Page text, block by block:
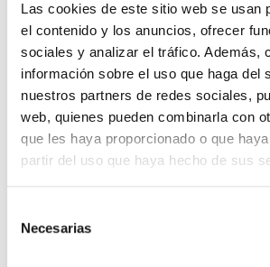
Las cookies de este sitio web se usan
el contenido y los anuncios, ofrecer
sociales y analizar el tráfico. Además,
información sobre el uso que haga del
nuestros partners de redes sociales,
web, quienes pueden combinarla con
que les haya proporcionado o que
partir del uso que haya hecho de sus
Necesarias
Quand faut-il renouveler le
?